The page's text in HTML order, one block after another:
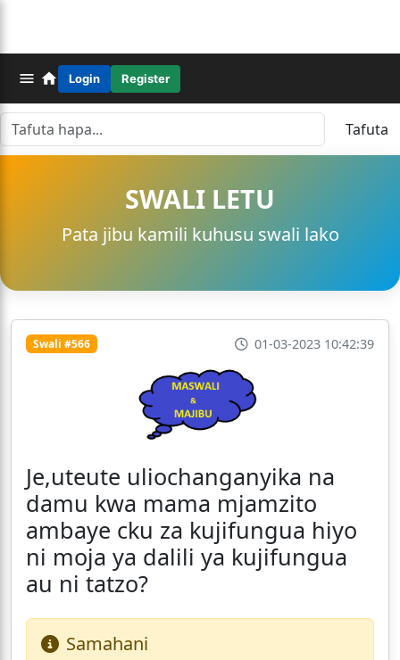
Login Register
Tafuta
SWALI LETU
Pata jibu kamili kuhusu swali lako
Swali #566 01-03-2023 10:42:39
Je,uteute uliochanganyika na
damu kwa mama mjamzito
ambaye cku za kujifungua hiyo
ni moja ya dalili ya kujifungua
au ni tatzo?
Samahani